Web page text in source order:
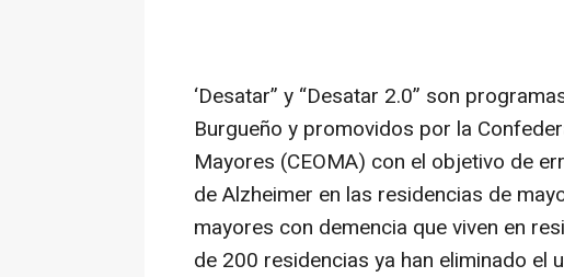
‘Desatar” y “Desatar 2.0” son
Burgueño y promovidos por la
Mayores (CEOMA) con el objetivo de
de Alzheimer en las residencias de
mayores con demencia que viven en
de 200 residencias ya han eliminado el